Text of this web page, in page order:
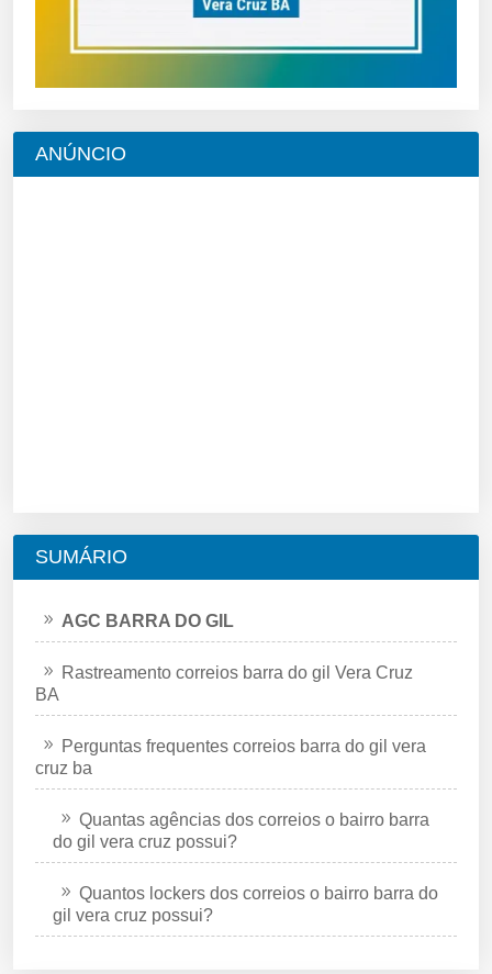
ANÚNCIO
SUMÁRIO
AGC BARRA DO GIL
Rastreamento correios barra do gil Vera Cruz
BA
Perguntas frequentes correios barra do gil vera
cruz ba
Quantas agências dos correios o bairro barra
do gil vera cruz possui?
Quantos lockers dos correios o bairro barra do
gil vera cruz possui?